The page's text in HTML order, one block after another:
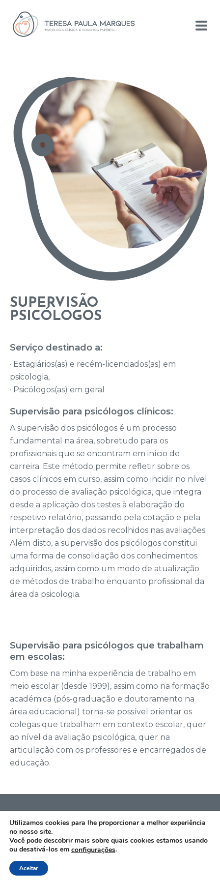
SUPERVISÃO
PSICÓLOGOS
Serviço destinado a:
· Estagiários(as) e recém-licenciados(as) em
psicologia,
· Psicólogos(as) em geral
Supervisão para psicólogos clínicos:
A supervisão dos psicólogos é um processo
fundamental na área, sobretudo para os
profissionais que se encontram em início de
carreira. Este método permite refletir sobre os
casos clínicos em curso, assim como incidir no nível
do processo de avaliação psicológica, que integra
desde a aplicação dos testes à elaboração do
respetivo relatório, passando pela cotação e pela
interpretação dos dados recolhidos nas avaliações.
Além disto, a supervisão dos psicólogos constitui
uma forma de consolidação dos conhecimentos
adquiridos, assim como um modo de atualização
de métodos de trabalho enquanto profissional da
área da psicologia.
Supervisão para psicólogos que trabalham
em escolas:
Com base na minha experiência de trabalho em
meio escolar (desde 1999), assim como na formação
académica (pós-graduação e doutoramento na
área educacional) torna-se possível orientar os
colegas que trabalham em contexto escolar, quer
ao nível da avaliação psicológica, quer na
articulação com os professores e encarregados de
educação.
POLÍTICA DE PRIVACIDADE| AVISO LEGAL|
© Copyright 2019 | Todos os direitos reservados |
Utilizamos cookies para lhe proporcionar a melhor experiência
no nosso site.
Você pode descobrir mais sobre quais cookies estamos usando
ou desativá-los em configurações.
Aceitar